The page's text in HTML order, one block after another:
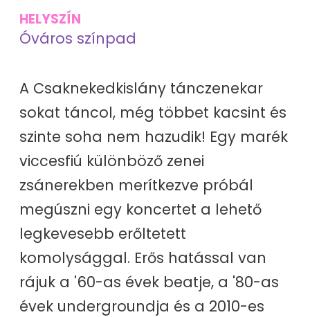
HELYSZÍN
Óváros színpad
A Csaknekedkislány tánczenekar
sokat táncol, még többet kacsint és
szinte soha nem hazudik! Egy marék
viccesfiú különböző zenei
zsánerekben merítkezve próbál
megúszni egy koncertet a lehető
legkevesebb erőltetett
komolysággal. Erős hatással van
rájuk a '60-as évek beatje, a '80-as
évek undergroundja és a 2010-es